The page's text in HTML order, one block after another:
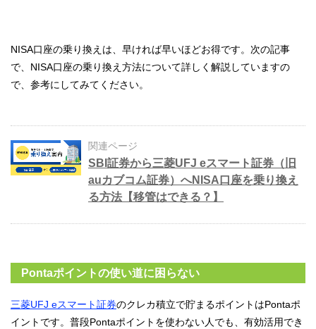
NISA口座の乗り換えは、早ければ早いほどお得です。次の記事
で、NISA口座の乗り換え方法について詳しく解説していますの
で、参考にしてみてください。
関連ページ
SBI証券から三菱UFJ eスマート証券（旧
auカブコム証券）へNISA口座を乗り換え
る方法【移管はできる？】
Pontaポイントの使い道に困らない
三菱UFJ eスマート証券のクレカ積立で貯まるポイントはPontaポ
イントです。普段Pontaポイントを使わない人でも、有効活用でき